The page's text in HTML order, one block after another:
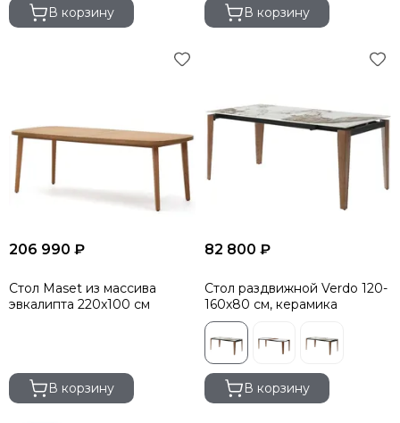
В корзину В корзину
206 990 ₽
Стол Maset из массива
эвкалипта 220x100 см
В корзину
82 800 ₽
Стол раздвижной Verdo 120-
160х80 см, керамика
В корзину